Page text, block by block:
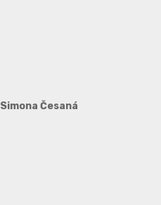
Simona Česaná